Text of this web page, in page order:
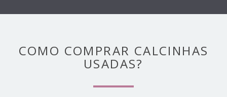
COMO COMPRAR CALCINHAS
USADAS?